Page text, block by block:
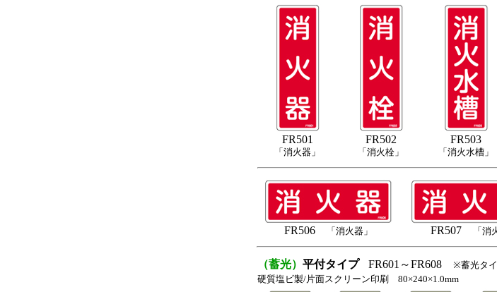
FR501
「消火器」
FR502
「消火栓」
FR503
「消火水槽」
FR506 「消火器」 FR507 「消
（蓄光） 平付タイプ FR601～FR608 ※蓄光タ
硬質塩ビ製/片面スクリーン印刷 80×240×1.0mm